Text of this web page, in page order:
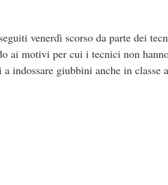
venerdì scorso da parte dei
ai motivi per cui i tecnici non
indossare giubbini anche in classe